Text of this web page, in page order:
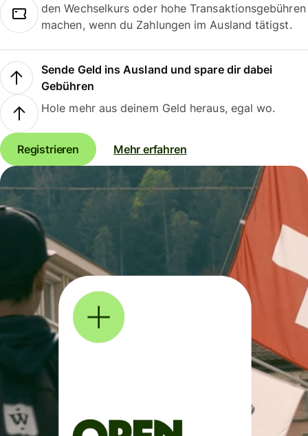
den Wechselkurs oder hohe Transaktionsgebühren
machen, wenn du Zahlungen im Ausland tätigst.
Sende Geld ins Ausland und spare dir dabei
Gebühren
Hole mehr aus deinem Geld heraus, egal wo.
Registrieren Mehr erfahren